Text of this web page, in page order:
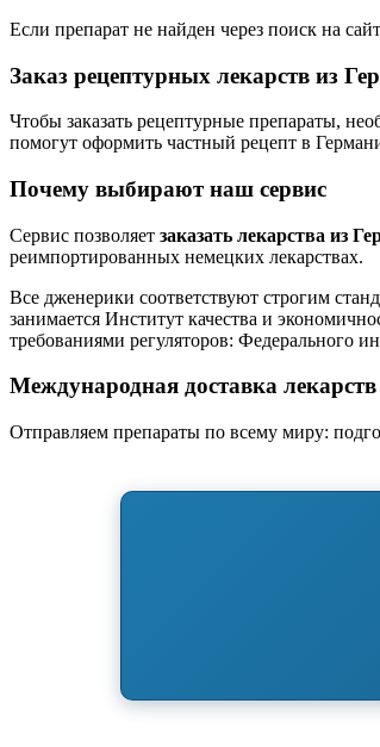
Если препарат не найден через поиск на
Заказ рецептурных лекарств из
Чтобы заказать рецептурные препараты,
помогут оформить частный рецепт в
Почему выбирают наш сервис
Сервис позволяет заказать лекарства из
реимпортированных немецких лекарствах.
Все дженерики соответствуют строгим
занимается Институт качества и
требованиями регуляторов: Федерального
Международная доставка
Отправляем препараты по всему миру: